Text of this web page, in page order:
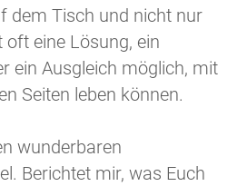
dem Tisch und nicht nur
oft eine Lösung, ein
ein Ausgleich möglich, mit
Seiten leben können.
wunderbaren
Berichtet mir, was Euch